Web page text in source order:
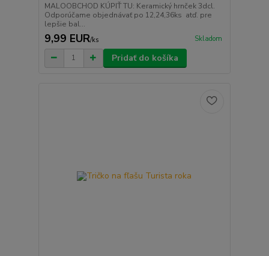
MALOOBCHOD KÚPIŤ TU: Keramický hrnček 3dcl.
Odporúčame objednávať po 12,24,36ks atď. pre
lepšie bal...
9,99 EUR/ks Skladom
Pridať do košíka